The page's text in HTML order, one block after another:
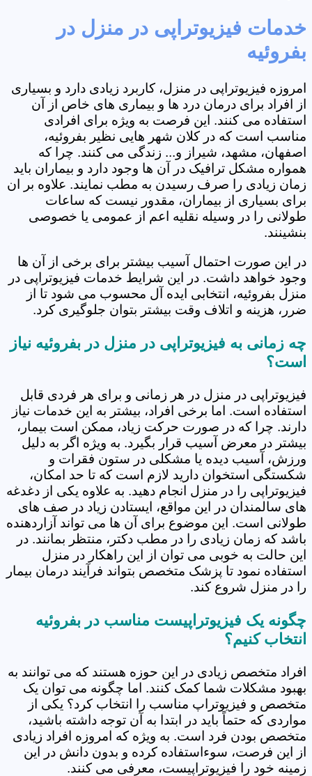
خدمات فیزیوتراپی در منزل در
بفروئیه
امروزه فیزیوتراپی در منزل، کاربرد زیادی دارد و بسیاری
از افراد برای درمان درد ها و بیماری های خاص از آن
استفاده می کنند. این فرصت به ویژه برای افرادی
مناسب است که در کلان شهر هایی نظیر بفروئیه،
اصفهان، مشهد، شیراز و... زندگی می کنند. چرا که
همواره مشکل ترافیک در آن ها وجود دارد و بیماران باید
زمان زیادی را صرف رسیدن به مطب نمایند. علاوه بر ان
برای بسیاری از بیماران، مقدور نیست که ساعات
طولانی را در وسیله نقلیه اعم از عمومی یا خصوصی
بنشینند.
در این صورت احتمال آسیب بیشتر برای برخی از آن ها
وجود خواهد داشت. در این شرایط خدمات فیزیوتراپی در
منزل بفروئیه، انتخابی ایده آل محسوب می شود تا از
ضرر، هزینه و اتلاف وقت بیشتر بتوان جلوگیری کرد.
چه زمانی به فیزیوتراپی در منزل در بفروئیه نیاز
است؟
فیزیوتراپی در منزل در هر زمانی و برای هر فردی قابل
استفاده است. اما برخی افراد، بیشتر به این خدمات نیاز
دارند. چرا که در صورت حرکت زیاد، ممکن است بیمار،
بیشتر در معرض آسیب قرار بگیرد. به ویژه اگر به دلیل
ورزش، آسیب دیده یا مشکلی در ستون فقرات و
شکستگی استخوان دارید لازم است که تا حد امکان،
فیزیوتراپی را در منزل انجام دهید. به علاوه یکی از دغدغه
های سالمندان در این مواقع، ایستادن زیاد در صف های
طولانی است. این موضوع برای آن ها می تواند آزاردهنده
باشد که زمان زیادی را در مطب دکتر، منتظر بمانند. در
این حالت به خوبی می توان از این راهکار در منزل
استفاده نمود تا پزشک متخصص بتواند فرآیند درمان بیمار
را در منزل شروع کند.
چگونه یک فیزیوتراپیست مناسب در بفروئیه
انتخاب کنیم؟
افراد متخصص زیادی در این حوزه هستند که می توانند به
بهبود مشکلات شما کمک کنند. اما چگونه می توان یک
متخصص و فیزیوتراپ مناسب را انتخاب کرد؟ یکی از
مواردی که حتماً باید در ابتدا به آن توجه داشته باشید،
متخصص بودن فرد است. به ویژه که امروزه افراد زیادی
از این فرصت، سوءاستفاده کرده و بدون دانش در این
زمینه خود را فیزیوتراپیست، معرفی می کنند.